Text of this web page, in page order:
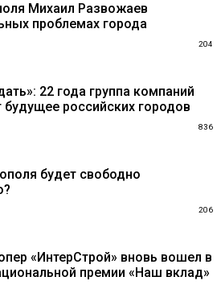
Михаил Развожаев
проблемах города
204
22 года группа компаний
будущее российских городов
836
будет свободно
206
«ИнтерСтрой» вновь вошел в
премии «Наш вклад»